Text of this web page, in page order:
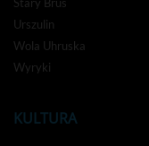
Urszulin
Wola Uhruska
Wyryki
KULTURA